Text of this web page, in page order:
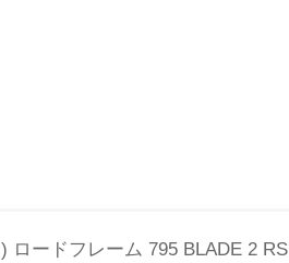
ロードフレーム 795 BLADE 2